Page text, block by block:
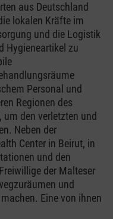
aus Deutschland
lokalen Kräfte im
und die Logistik
Hygieneartikel zu
Personal und
Regionen des
den verletzten und
Neben der
Center in Beirut, in
und den
der Malteser
und
Eine von ihnen